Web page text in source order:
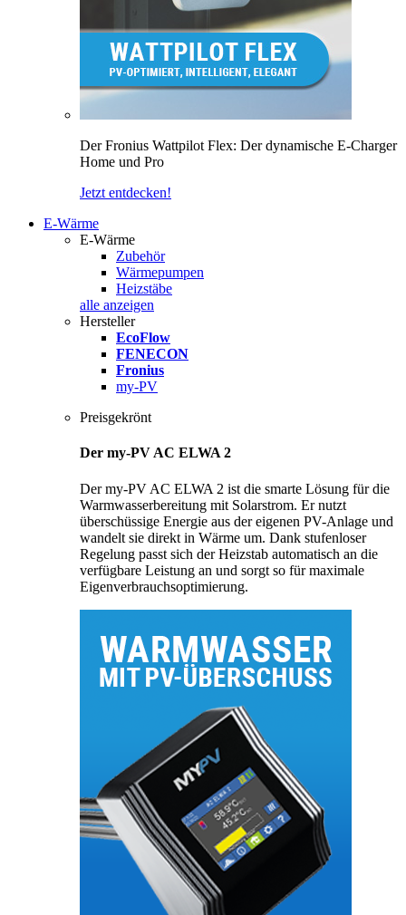
Der Fronius Wattpilot Flex: Der dynamische E-Charger
Home und Pro
Jetzt entdecken!
E-Wärme
E-Wärme
Zubehör
Wärmepumpen
Heizstäbe
alle anzeigen
Hersteller
EcoFlow
FENECON
Fronius
my-PV
Preisgekrönt
Der my-PV AC ELWA 2
Der my-PV AC ELWA 2 ist die smarte Lösung für die
Warmwasserbereitung mit Solarstrom. Er nutzt
überschüssige Energie aus der eigenen PV-Anlage und
wandelt sie direkt in Wärme um. Dank stufenloser
Regelung passt sich der Heizstab automatisch an die
verfügbare Leistung an und sorgt so für maximale
Eigenverbrauchsoptimierung.